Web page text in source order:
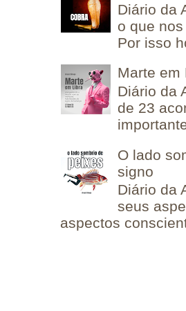
Diário da
o que
Por isso
Marte em
Diário da
de 23
O lado
signo
Diário da
seus
aspectos